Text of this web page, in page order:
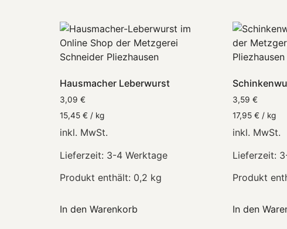
Hausmacher Leberwurst
3,09 €
15,45 € / kg
inkl. MwSt.
Lieferzeit: 3-4 Werktage
Produkt enthält: 0,2 kg
In den Warenkorb
3,59 €
17,95 € / kg
inkl. MwSt.
Lieferzeit:
Produkt
In den